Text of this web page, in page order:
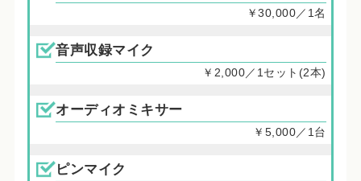
￥30,000／1名
音声収録マイク
￥2,000／1セット(2本)
オーディオミキサー
￥5,000／1台
ピンマイク